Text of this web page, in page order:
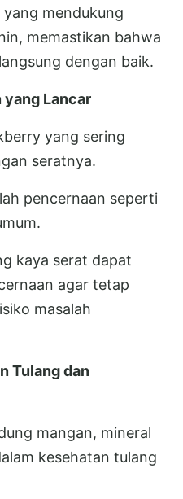
mendukung
memastikan bahwa
dengan baik.
Lancar
yang sering
seratnya.
pencernaan seperti
kaya serat dapat
agar tetap
masalah
Tulang dan
mangan, mineral
kesehatan tulang